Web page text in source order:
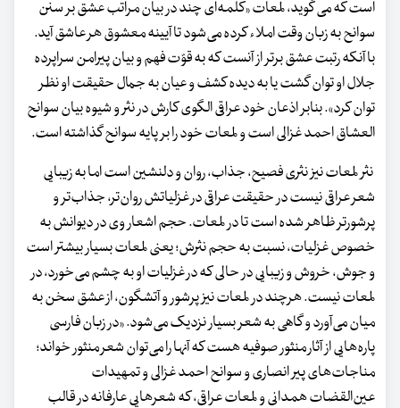
است که می گوید، لمعات «کلمه‌ای چند در بیان مراتب عشق بر سنن
سوانح به زبان وقت املاء کرده می‌شود تا آیینه معشوق هر عاشق آید.
با آنکه رتبت عشق برتر از آنست که به قوّت فهم و بیان پیرامن سراپرده
جلال او توان گشت یا به دیده کشف و عیان به جمال حقیقت او نظر
توان کرد». بنابر اذعان خود عراقی الگوی کارش در نثر و شیوه بیان سوانح
العشاق احمد غزالی است و لمعات خود را بر پایه سوانح گذاشته است.
نثر لمعات نیز نثری فصیح، جذاب، روان و دلنشین است اما به زیبایی
شعر عراقی نیست در حقیقت عراقی در غزلیاتش روان‌تر، جذاب‌تر و
پرشورتر ظاهر شده است تا در لمعات. حجم اشعار وی در دیوانش به
خصوص غزلیات، نسبت به حجم نثرش؛ یعنی لمعات بسیار بیشتر است
و جوش، خروش و زیبایی در حالی که در غزلیات او به چشم می‌خورد، در
لمعات نیست. هرچند در لمعات نیز پرشور و آتشگون، از عشق سخن به
میان می‌آورد و گاهی به شعر بسیار نزدیک می‌شود. «در زبان فارسی
پاره‌هایی از آثار منثور صوفیه هست که آنها را می‌توان شعر منثور خواند؛
مناجات‌های پیر انصاری و سوانح احمد غزالی و تمهیدات
عین‌القضات همدانی و لمعات عراقی، که شعرهایی عارفانه در قالب